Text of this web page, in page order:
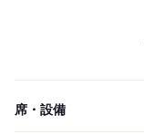
席・設備